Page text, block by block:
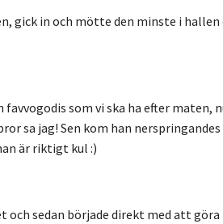
gick in och mötte den minste i
favvogodis som vi ska ha efter maten,
sa jag! Sen kom han
är riktigt kul :)
och sedan började direkt med att